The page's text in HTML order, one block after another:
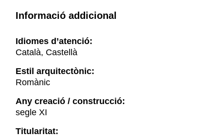
Informació addicional
Idiomes d’atenció:
Català, Castellà
Estil arquitectònic:
Romànic
Any creació / construcció:
segle XI
Titularitat: